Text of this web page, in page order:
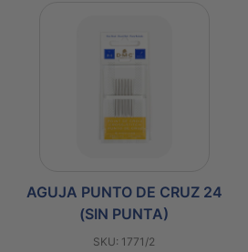
AGUJA PUNTO DE CRUZ 24
(SIN PUNTA)
SKU: 1771/2